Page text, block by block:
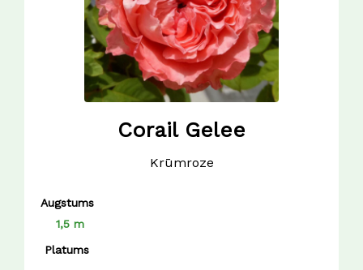
Corail Gelee
Krūmroze
Augstums
1,5 m
Platums